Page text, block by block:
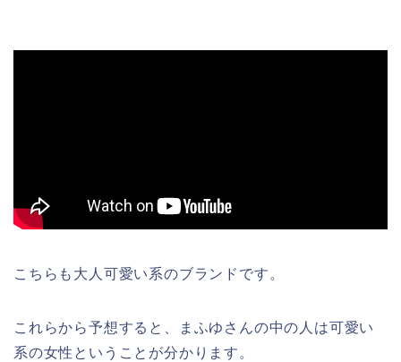
こちらも大人可愛い系のブランドです。
これらから予想すると、まふゆさんの中の人は可愛い
系の女性ということが分かります。